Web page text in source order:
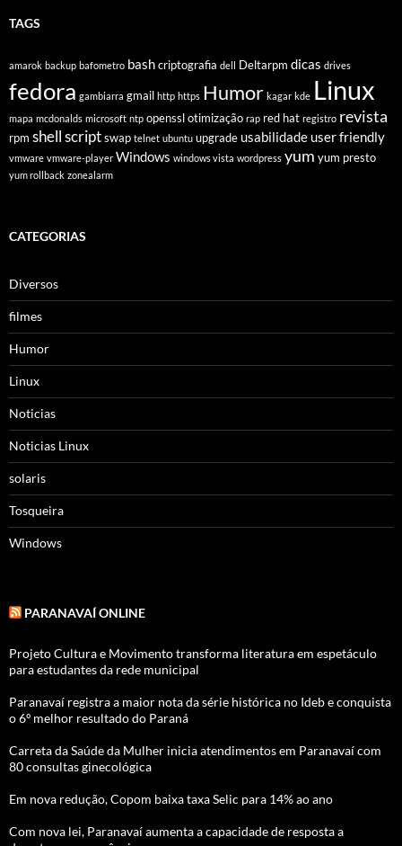
TAGS
amarok backup bafometro bashcriptografia dell Deltarpm dicas drives
fedora gambiarra gmail http https Humor kagar kde Linux
mapa mcdonalds microsoft ntp opensslotimização rap red hat registro revista
rpm shell scriptswap telnet ubuntu upgrade usabilidade user friendly
vmware vmware-player Windows windows vista wordpress yum yum presto
yum rollback zonealarm
CATEGORIAS
Diversos
filmes
Humor
Linux
Noticias
Noticias Linux
solaris
Tosqueira
Windows
PARANAVAÍ ONLINE
Projeto Cultura e Movimento transforma literatura em espetáculo
para estudantes da rede municipal
Paranavaí registra a maior nota da série histórica no Ideb e conquista
o 6º melhor resultado do Paraná
Carreta da Saúde da Mulher inicia atendimentos em Paranavaí com
80 consultas ginecológica
Em nova redução, Copom baixa taxa Selic para 14% ao ano
Com nova lei, Paranavaí aumenta a capacidade de resposta a